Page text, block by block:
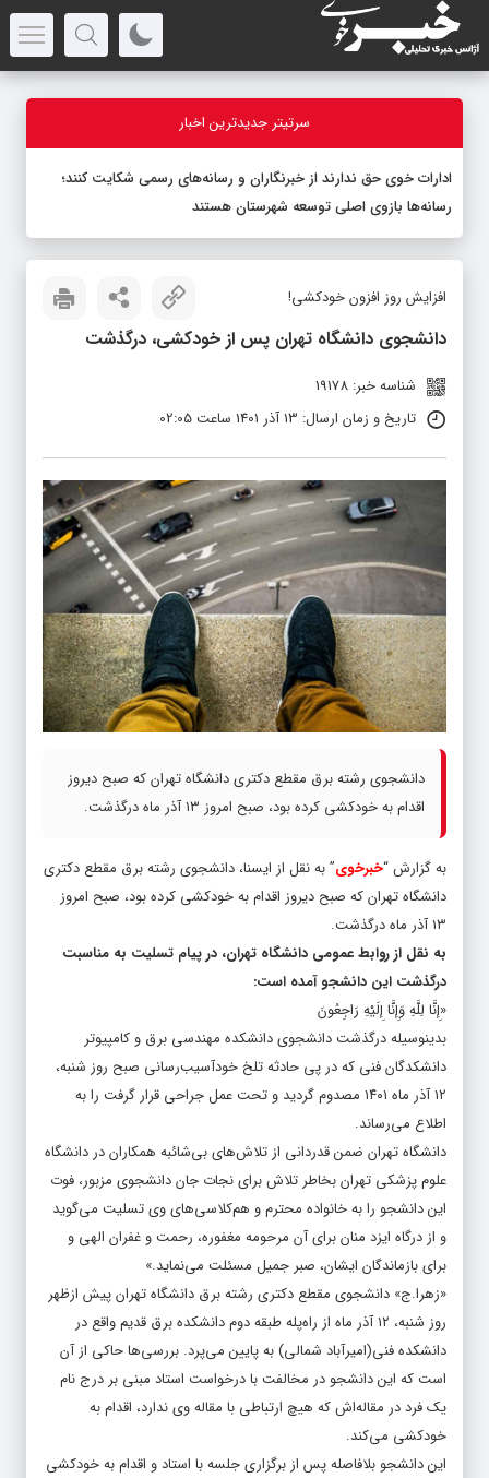
سرتیتر جدیدترین اخبار
ادارات خوی حق ندارند از خبرنگاران و رسانه‌های رسمی شکایت کنند؛
رسانه‌ها بازوی اصلی توسعه شهرستان هستند
افزایش روز افزون خودکشی!
دانشجوی دانشگاه تهران پس از خودکشی، درگذشت
شناسه خبر: 19178
تاریخ و زمان ارسال: 13 آذر 1401 ساعت 02:05
​دانشجوی رشته برق مقطع دکتری دانشگاه تهران که صبح دیروز
اقدام به خودکشی کرده بود، صبح امروز ۱۳ آذر ماه درگذشت.
به گزارش “خبرخوی” به نقل از ایسنا، دانشجوی رشته برق مقطع دکتری
دانشگاه تهران که صبح دیروز اقدام به خودکشی کرده بود، صبح امروز
۱۳ آذر ماه درگذشت.
به نقل از روابط عمومی دانشگاه تهران، در پیام تسلیت به مناسبت
درگذشت این دانشجو آمده است:
«إِنَّا لِلَّهِ وَإِنَّا إِلَیْهِ رَاجِعُونَ
بدینوسیله درگذشت دانشجوی دانشکده مهندسی برق و کامپیوتر
دانشکدگان فنی که در پی حادثه تلخ خودآسیب‌رسانی صبح روز شنبه،
۱۲ آذر ماه ۱۴۰۱ مصدوم گردید و تحت عمل جراحی قرار گرفت را به
اطلاع می‌رساند.
دانشگاه تهران ضمن قدردانی از تلاش‌های بی‌شائبه همکاران در دانشگاه
علوم پزشکی تهران بخاطر تلاش برای نجات جان دانشجوی مزبور، فوت
این دانشجو را به خانواده محترم و هم‌کلاسی‌های وی تسلیت می‌گوید
و از درگاه ایزد منان برای آن مرحومه مغفوره، رحمت و غفران الهی و
برای بازماندگان ایشان، صبر جمیل مسئلت می‌نماید.»
«زهرا.ج» دانشجوی مقطع دکتری رشته برق دانشگاه تهران پیش ازظهر
روز شنبه، ۱۲ آذر ماه از راه‌پله طبقه دوم دانشکده برق قدیم واقع در
دانشکده فنی(امیرآباد شمالی) به پایین می‌پرد. بررسی‌ها حاکی از آن
است که این دانشجو در مخالفت با درخواست استاد مبنی بر درج نام
یک فرد در مقاله‌اش که هیچ ارتباطی با مقاله وی ندارد، اقدام به
خودکشی می‌کند.
این دانشجو بلافاصله پس از برگزاری جلسه با استاد و اقدام به خودکشی